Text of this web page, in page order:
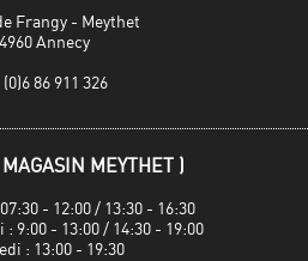
Frangy - Meythet
Annecy
(0)6 86 911 326
MEYTHET )
- 12:00 / 13:30 - 16:30
9:00 - 13:00 / 14:30 - 19:00
: 13:00 - 19:30